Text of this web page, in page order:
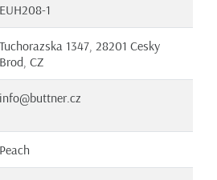
EUH208-1
Tuchorazska 1347, 28201 Cesky
Brod, CZ
info@buttner.cz
Peach